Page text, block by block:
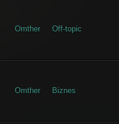
Omther Off-topic
Omther Biznes